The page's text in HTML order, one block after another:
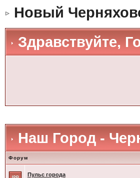
Новый
Здравствуйте,
Наш Город -
Форум
Пульс города